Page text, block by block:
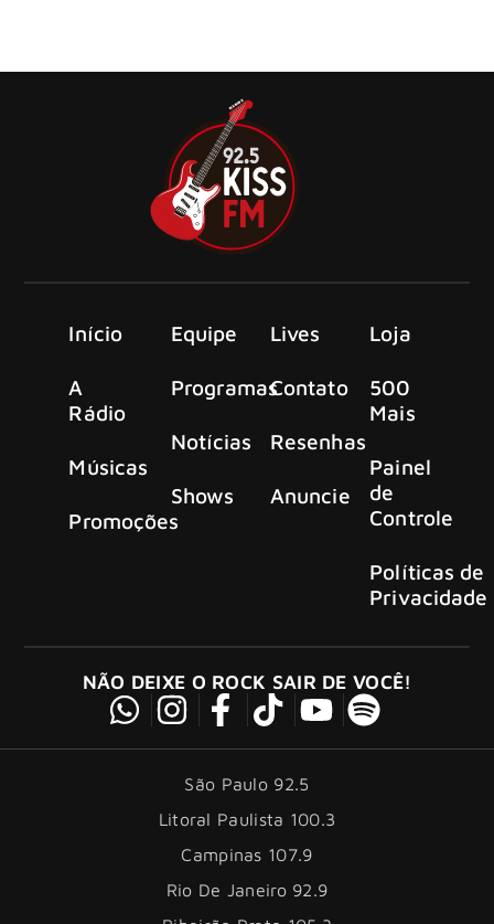
Início
A
Rádio
Músicas
Promoções
Equipe
Programas
Notícias
Shows
Lives
Contato
Resenhas
Anuncie
Loja
500
Mais
Painel
de
Controle
Políticas de
Privacidade
NÃO DEIXE O ROCK SAIR DE VOCÊ!
São Paulo 92.5
Litoral Paulista 100.3
Campinas 107.9
Rio De Janeiro 92.9